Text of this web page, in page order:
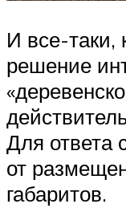
И все-таки,
решение
Для ответа
от
габаритов.